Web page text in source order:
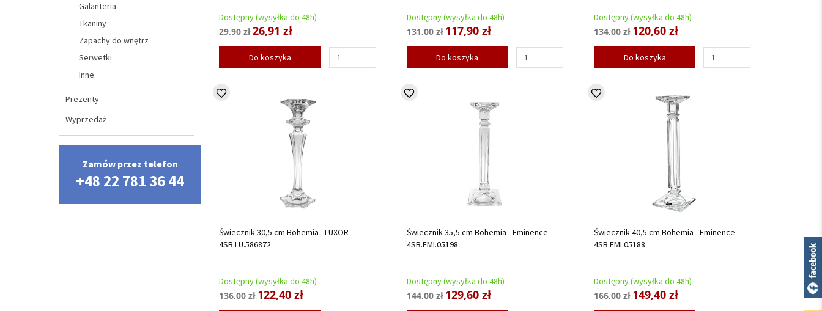
Dostępny (wysyłka do 48h)
29,90 zł26,91 zł
Do koszyka
Dostępny (wysyłka do 48h)
131,00 zł 117,90 zł
Do koszyka
Dostępny (wysyłka do 48h)
134,00 zł 120,60 zł
Do koszyka
Świecznik 30,5 cm Bohemia - LUXOR
4SB.LU.586872
Dostępny (wysyłka do 48h)
136,00 zł122,40 zł
Świecznik 35,5 cm Bohemia - Eminence
4SB.EMI.05198
Dostępny (wysyłka do 48h)
144,00 zł 129,60 zł
Świecznik 40,5 cm Bohemia - Eminence
4SB.EMI.05188
Dostępny (wysyłka do 48h)
166,00 zł 149,40 zł
Galanteria
Tkaniny
Zapachy do wnętrz
Serwetki
Inne
Prezenty
Wyprzedaż
Zamów przez telefon
+48 22 781 36 44